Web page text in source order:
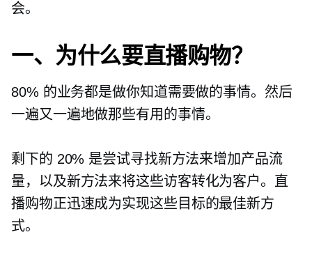
会。
一、为什么要直播购物？
80% 的业务都是做你知道需要做的事情。然后
一遍又一遍地做那些有用的事情。
剩下的 20% 是尝试寻找新方法来增加产品流
量，以及新方法来将这些访客转化为客户。直
播购物正迅速成为实现这些目标的最佳新方
式。